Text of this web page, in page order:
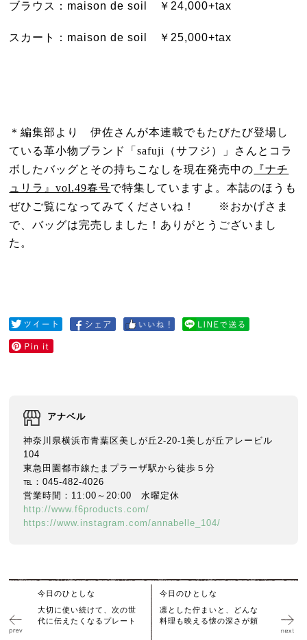
ブラウス：maison de soil ￥24,000+tax
スカート：maison de soil ￥25,000+tax
＊編集部より 伊佐さんが本連載でもたびたび登場し
ている革小物ブランド「safuji（サフジ）」さんとコラ
ボしたバッグとその持ちこなしを現在発売中の 『ナチ
ュリラ』vol.49春号で特集していますよ。本誌のほうも
ぜひご覧になってみてくださいね！ ※おかげさま
で、バッグは完売しました！ありがとうございまし
た。
アナベル
神奈川県横浜市青葉区美しが丘2-20-1美しが丘アレービル
104
東急田園都市線たまプラーザ駅から徒歩５分
℡：045-482-4026
営業時間：11:00～20:00 水曜定休
http://www.f6products.com/
https://www.instagram.com/annabelle_104/
今日のひとしな
大切に使い続けて、次の世
代に伝えたくなるプレート
今日のひとしな
凛とした佇まいと、どんな
料理も映える懐の深さが頼